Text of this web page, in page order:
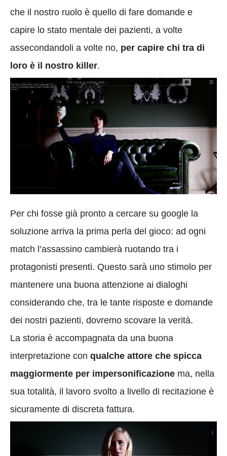
che il nostro ruolo è quello di fare domande e
capire lo stato mentale dei pazienti, a volte
assecondandoli a volte no, per capire chi tra di
loro è il nostro killer.
Per chi fosse già pronto a cercare su google la
soluzione arriva la prima perla del gioco: ad ogni
match l’assassino cambierà ruotando tra i
protagonisti presenti. Questo sarà uno stimolo per
mantenere una buona attenzione ai dialoghi
considerando che, tra le tante risposte e domande
dei nostri pazienti, dovremo scovare la verità.
La storia è accompagnata da una buona
interpretazione con qualche attore che spicca
maggiormente per impersonificazione ma, nella
sua totalità, il lavoro svolto a livello di recitazione è
sicuramente di discreta fattura.